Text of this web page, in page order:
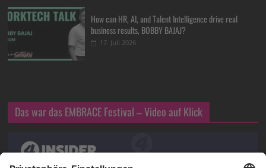
How can HR, AI, and Talent Intelligence drive real
business results, BOBBY BAJAJ?
17. Juli 2026
Das war das EMBRACE Festival – Video auf Klick